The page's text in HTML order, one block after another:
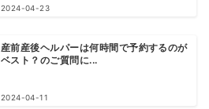
2024-04-23
産前産後ヘルパーは何時間で予約するのが
ベスト？のご質問に...
2024-04-11